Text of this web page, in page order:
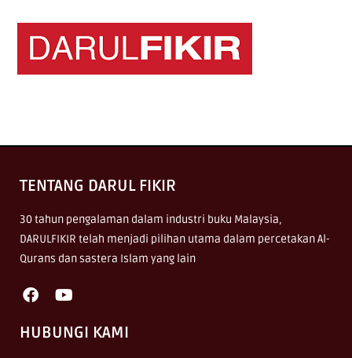
TENTANG DARUL FIKIR
30 tahun pengalaman dalam industri buku Malaysia,
DARULFIKIR telah menjadi pilihan utama dalam percetakan Al-
Qurans dan sastera Islam yang lain
HUBUNGI KAMI